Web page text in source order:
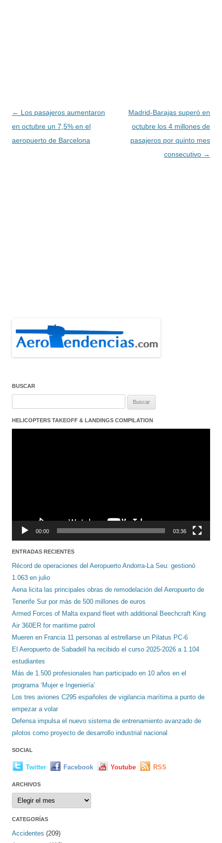
Navegación
de
entradas
← Los pasajeros aumentaron
en octubre un 7,5% en el
aeropuerto de Barcelona
Madrid-Barajas superó en
octubre los 4 millones de
pasajeros por quinto mes
consecutivo →
BUSCAR
HELICOPTERS TAKEOFF & LANDINGS COMPILATION
00:00 03:36
ENTRADAS RECIENTES
Récord de operaciones del Aeropuerto Andorra-La Seu: gestionó
1.063 en julio
Aena licita las principales obras de remodelación del Aeropuerto de
Tenerife Sur por más de 500 millones de euros
Armed Forces of Malta expand fleet with additional Beechcraft King
Air 360ER for maritime patrol
Mueren en Francia 11 personas al estrellarse un Pilatus PC-6
El Aeropuerto de Sabadell ha recibido el curso 2025-2026 a 1.104
estudiantes
Más de 1.500 profesionales han participado en 10 años en el
programa ‘Mujer e Ingeniería’
Los tres aviones C295 españoles de vigilancia marítima a punto de
empezar a volar
Defensa impulsa el nuevo sistema de entrenamiento avanzado de
pilotos como proyecto de desarrollo industrial nacional
SOCIAL
Twitter Facebook Youtube RSS
ARCHIVOS
Archivos
CATEGORÍAS
Accidentes (209)